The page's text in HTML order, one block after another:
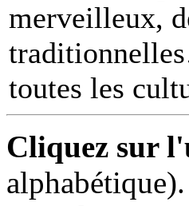
merveilleux,
toutes les
Cliquez sur